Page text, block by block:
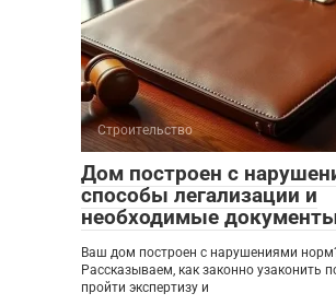
Строительство
Дом построен с
способы легализации и
необходимые
Ваш дом построен с нарушениями
Рассказываем, как законно узаконить
пройти экспертизу и